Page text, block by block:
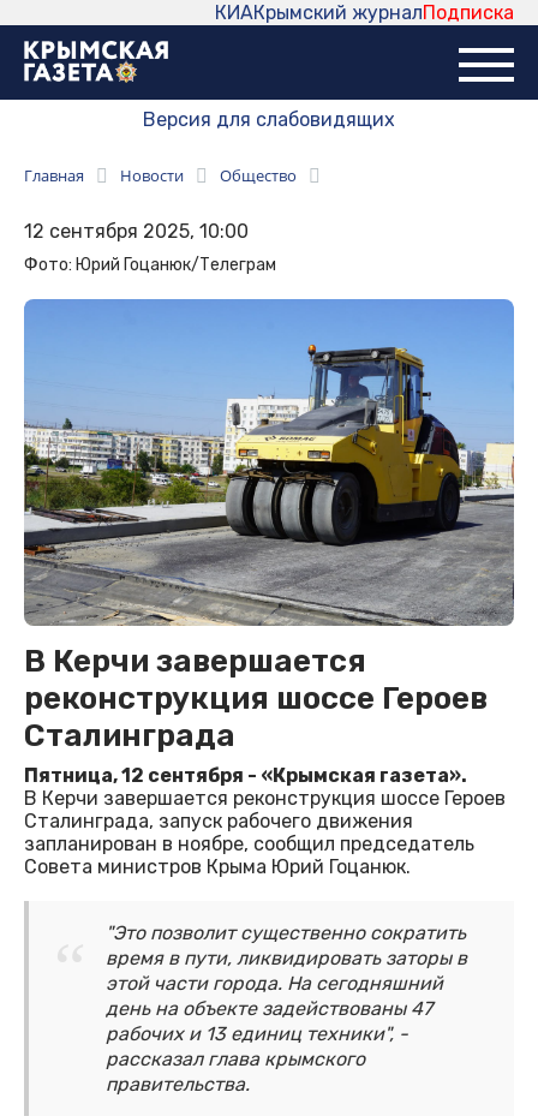
Подписка
Крымский журнал
КИА
Версия для слабовидящих
Главная Новости Общество
12 сентября 2025, 10:00
Фото: Юрий Гоцанюк/Телеграм
В Керчи завершается
реконструкция шоссе Героев
Сталинграда
Пятница, 12 сентября - «Крымская газета».
В Керчи завершается реконструкция шоссе Героев
Сталинграда, запуск рабочего движения
запланирован в ноябре, сообщил председатель
Совета министров Крыма Юрий Гоцанюк.
"Это позволит существенно сократить
время в пути, ликвидировать заторы в
этой части города. На сегодняшний
день на объекте задействованы 47
рабочих и 13 единиц техники", -
рассказал глава крымского
правительства.